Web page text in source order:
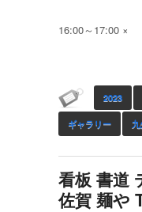
16:00～17:00 ×
2023
ギャラリー
看板 書道
佐賀 麺や